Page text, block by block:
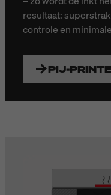
resultaat:
controle en
PIJ-